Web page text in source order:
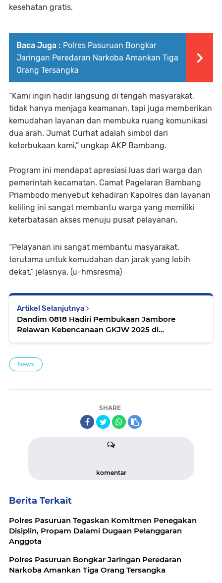
kesehatan gratis.
Baca Juga : Polres Pasuruan Bongkar
Jaringan Peredaran Narkoba Amankan Tiga
Orang Tersangka
“Kami ingin hadir langsung di tengah masyarakat,
tidak hanya menjaga keamanan, tapi juga memberikan
kemudahan layanan dan membuka ruang komunikasi
dua arah. Jumat Curhat adalah simbol dari
keterbukaan kami,” ungkap AKP Bambang.
Program ini mendapat apresiasi luas dari warga dan
pemerintah kecamatan. Camat Pagelaran Bambang
Priambodo menyebut kehadiran Kapolres dan layanan
keliling ini sangat membantu warga yang memiliki
keterbatasan akses menuju pusat pelayanan.
“Pelayanan ini sangat membantu masyarakat,
terutama untuk kemudahan dan jarak yang lebih
dekat,” jelasnya. (u-hmsresma)
Artikel Selanjutnya
Dandim 0818 Hadiri Pembukaan Jambore
Relawan Kebencanaan GKJW 2025 di
News
SHARE
komentar
Berita Terkait
Polres Pasuruan Tegaskan Komitmen Penegakan
Disiplin, Propam Dalami Dugaan Pelanggaran
Anggota
Polres Pasuruan Bongkar Jaringan Peredaran
Narkoba Amankan Tiga Orang Tersangka